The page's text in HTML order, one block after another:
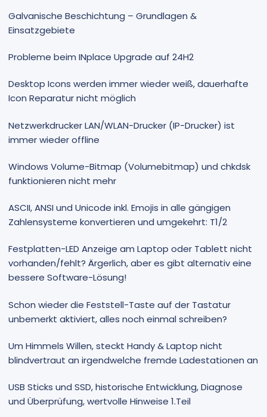
Galvanische Beschichtung – Grundlagen &
Einsatzgebiete
Probleme beim INplace Upgrade auf 24H2
Desktop Icons werden immer wieder weiß, dauerhafte
Icon Reparatur nicht möglich
Netzwerkdrucker LAN/WLAN-Drucker (IP-Drucker) ist
immer wieder offline
Windows Volume-Bitmap (Volumebitmap) und chkdsk
funktionieren nicht mehr
ASCII, ANSI und Unicode inkl. Emojis in alle gängigen
Zahlensysteme konvertieren und umgekehrt: T1/2
Festplatten-LED Anzeige am Laptop oder Tablett nicht
vorhanden/fehlt? Ärgerlich, aber es gibt alternativ eine
bessere Software-Lösung!
Schon wieder die Feststell-Taste auf der Tastatur
unbemerkt aktiviert, alles noch einmal schreiben?
Um Himmels Willen, steckt Handy & Laptop nicht
blindvertraut an irgendwelche fremde Ladestationen an
USB Sticks und SSD, historische Entwicklung, Diagnose
und Überprüfung, wertvolle Hinweise 1.Teil